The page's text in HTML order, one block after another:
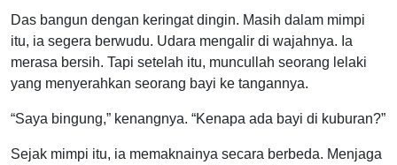
Das bangun dengan keringat dingin. Masih dalam mimpi
itu, ia segera berwudu. Udara mengalir di wajahnya. Ia
merasa bersih. Tapi setelah itu, muncullah seorang lelaki
yang menyerahkan seorang bayi ke tangannya.
“Saya bingung,” kenangnya. “Kenapa ada bayi di kuburan?”
Sejak mimpi itu, ia memaknainya secara berbeda. Menjaga